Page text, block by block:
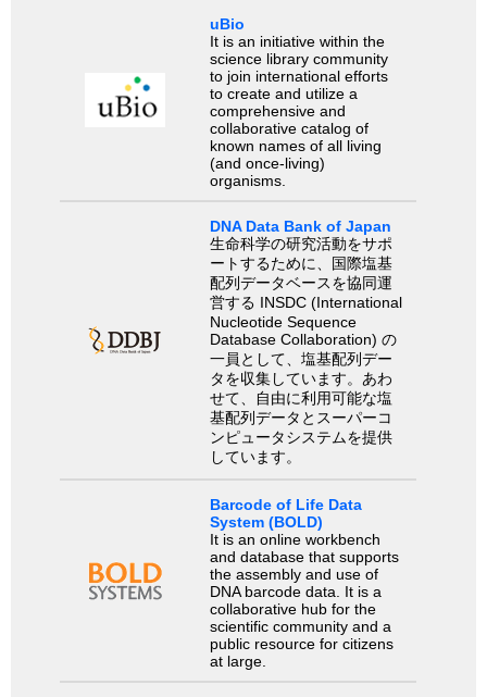
uBio
It is an initiative within the
science library community
to join international efforts
to create and utilize a
comprehensive and
collaborative catalog of
known names of all living
(and once-living)
organisms.
DNA Data Bank of Japan
生命科学の研究活動をサポ
ートするために、国際塩基
配列データベースを協同運
営する INSDC (International
Nucleotide Sequence
Database Collaboration) の
一員として、塩基配列デー
タを収集しています。あわ
せて、自由に利用可能な塩
基配列データとスーパーコ
ンピュータシステムを提供
しています。
Barcode of Life Data
System (BOLD)
It is an online workbench
and database that supports
the assembly and use of
DNA barcode data. It is a
collaborative hub for the
scientific community and a
public resource for citizens
at large.